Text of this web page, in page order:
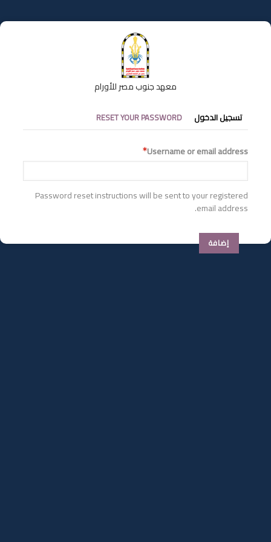
إلى
المحتوى
معهد جنوب مصر للأورام
التبويبات
الأساسية
تسجيل الدخول RESET YOUR PASSWORD
Username or email address
Password reset instructions will be sent to your registered
email address.